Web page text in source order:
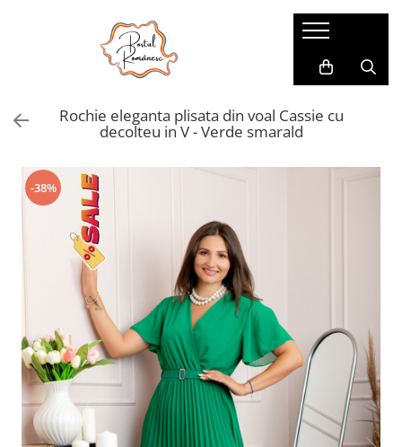
Pijamale Dama Marimi Mari
Pijamale Baieti
Pijamale Fetite
Imbracaminte copii
Imbracaminte Baieti
Rochie eleganta plisata din voal Cassie cu
decolteu in V - Verde smarald
-38%